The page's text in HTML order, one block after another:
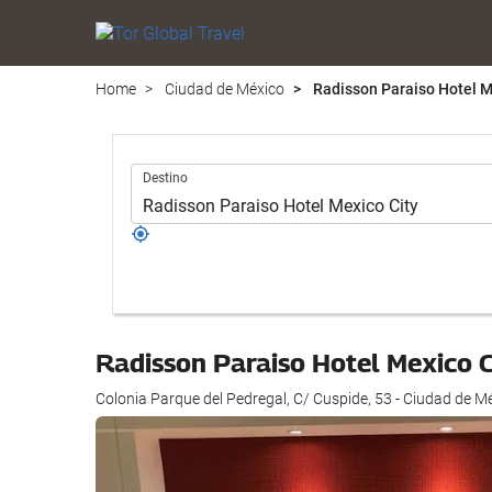
Home Ciudad de México Radisson Paraiso Hotel
Introduzca
lugar
de
el
realizar
búsqueda
de
alojamiento..
Destino
Radisson Paraiso Hotel Mexico
Colonia Parque del Pedregal, C/ Cuspide, 53 - Ciudad de